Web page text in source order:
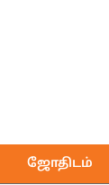
ஜோதிடம்